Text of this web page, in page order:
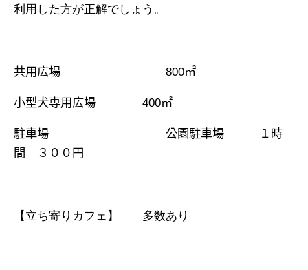
利用した方が正解でしょう。
共用広場 800㎡
小型犬専用広場 400㎡
駐車場 公園駐車場 １時
間 ３００円
【立ち寄りカフェ】 多数あり